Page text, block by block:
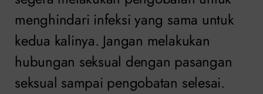
menghindari infeksi yang sama untuk
kedua kalinya. Jangan melakukan
hubungan seksual dengan pasangan
seksual sampai pengobatan selesai.